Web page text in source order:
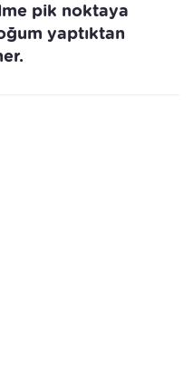
pik noktaya
yaptıktan